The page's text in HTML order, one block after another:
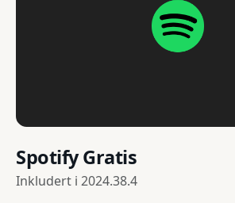
Spotify Gratis
Inkludert i 2024.38.4